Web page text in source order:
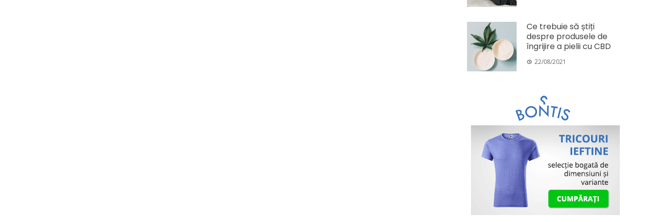
Ce trebuie să știți
despre produsele de
îngrijire a pielii cu CBD
22/08/2021